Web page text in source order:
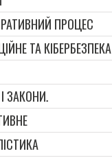
ПРОЦЕС
ТА КІБЕРБЕЗПЕКА
ЗАКОНИ.